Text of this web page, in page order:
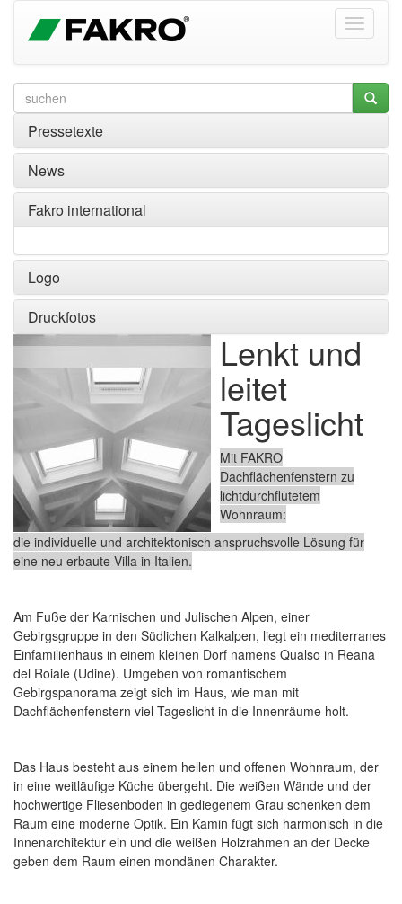
Pressetexte
News
Fakro international
Logo
Druckfotos
Lenkt und
leitet
Tageslicht
Mit FAKRO
Dachflächenfenstern zu
lichtdurchflutetem
Wohnraum:
die individuelle und architektonisch anspruchsvolle Lösung für
eine neu erbaute Villa in Italien.
Am Fuße der Karnischen und Julischen Alpen, einer
Gebirgsgruppe in den Südlichen Kalkalpen, liegt ein mediterranes
Einfamilienhaus in einem kleinen Dorf namens Qualso in Reana
del Roiale (Udine). Umgeben von romantischem
Gebirgspanorama zeigt sich im Haus, wie man mit
Dachflächenfenstern viel Tageslicht in die Innenräume holt.
Das Haus besteht aus einem hellen und offenen Wohnraum, der
in eine weitläufige Küche übergeht. Die weißen Wände und der
hochwertige Fliesenboden in gediegenem Grau schenken dem
Raum eine moderne Optik. Ein Kamin fügt sich harmonisch in die
Innenarchitektur ein und die weißen Holzrahmen an der Decke
geben dem Raum einen mondänen Charakter.